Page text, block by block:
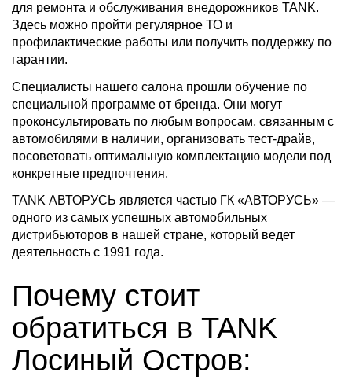
для ремонта и обслуживания внедорожников TANK.
Здесь можно пройти регулярное ТО и
профилактические работы или получить поддержку по
гарантии.
Специалисты нашего салона прошли обучение по
специальной программе от бренда. Они могут
проконсультировать по любым вопросам, связанным с
автомобилями в наличии, организовать тест-драйв,
посоветовать оптимальную комплектацию модели под
конкретные предпочтения.
TANK АВТОРУСЬ является частью ГК «АВТОРУСЬ» —
одного из самых успешных автомобильных
дистрибьюторов в нашей стране, который ведет
деятельность с 1991 года.
Почему стоит
обратиться в TANK
Лосиный Остров: